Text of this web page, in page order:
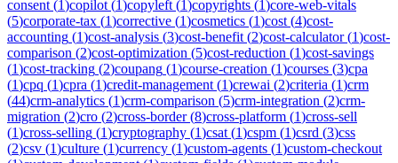
consent (1)copilot (1)copyleft (1)copyrights (1)core-web-vitals
(5)corporate-tax (1)corrective (1)cosmetics (1)cost (4)cost-
accounting (1)cost-analysis (3)cost-benefit (2)cost-calculator(1)cost-
comparison (2)cost-optimization (5)cost-reduction (1)cost-savings
(1)cost-tracking (2)coupang (1)course-creation (1)courses (3)cpa
(1)cpq (1)cpra (1)credit-management (1)crewai (2)criteria (1)crm
(44)crm-analytics (1)crm-comparison (5)crm-integration (2)crm-
migration (2)cro (2)cross-border(8)cross-platform (1)cross-sell
(1)cross-selling (1)cryptography (1)csat (1)cspm (1)csrd (3)css
(2)csv (1)culture (1)currency (1)custom-agents (1)custom-checkout